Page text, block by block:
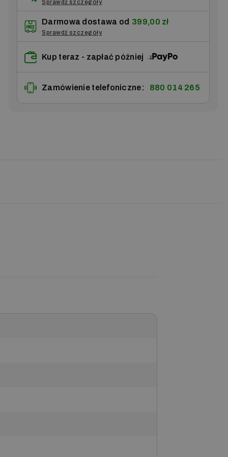
Sprawdź szczegóły
Darmowa dostawa od 399,00 zł
Sprawdź szczegóły
Kup teraz - zapłać później
Zamówienie telefoniczne: 880 014 265